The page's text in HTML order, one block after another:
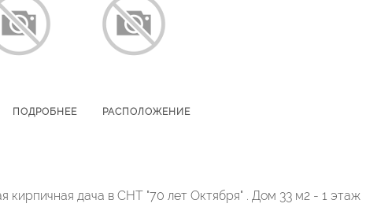
ПОДРОБНЕЕ РАСПОЛОЖЕНИЕ
кирпичная дача в СНТ "70 лет Октября" . Дом 33 м2 - 1 этаж